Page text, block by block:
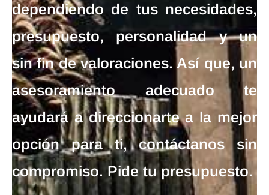
dependiendo de tus necesidades,
presupuesto, personalidad y un
sin fin de valoraciones. Así que, un
asesoramiento adecuado te
ayudará a direccionarte a la mejor
opción para ti, contáctanos sin
compromiso. Pide tu presupuesto.